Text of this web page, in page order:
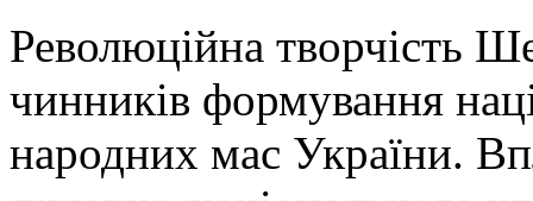
Революційна творчість
чинників формування
народних мас України.